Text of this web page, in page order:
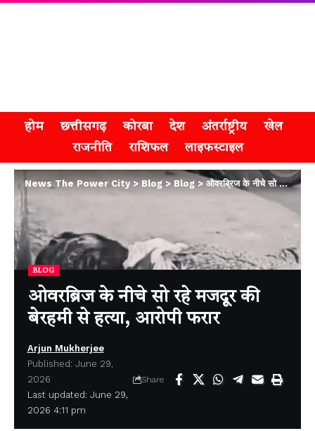
होम छत्तीसगढ़ कोरबा देश अंतर्राष्ट्रीय
खेल
राजनीति
राशिफल लाइफस्टाइल
News The Power City>Blog > Blog > ओवरब्रिज के नीचे सो रहे मजदूर की बेरहमी से हत्या, आरोपी फरार
BLOG
ओवरब्रिज के नीचे सो रहे मजदूर की
बेरहमी से हत्या, आरोपी फरार
Last updated: June 29,
2026 4:11 pm
Arjun Mukherjee
Published: June 29,
2026
Share